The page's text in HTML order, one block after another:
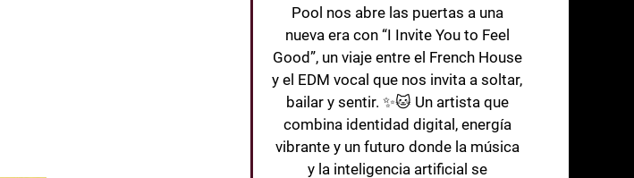
Pool nos abre las puertas a una
nueva era con “I Invite You to Feel
Good”, un viaje entre el French House
y el EDM vocal que nos invita a soltar,
bailar y sentir. ✨🐱 Un artista que
combina identidad digital, energía
vibrante y un futuro donde la música
y la inteligencia artificial se